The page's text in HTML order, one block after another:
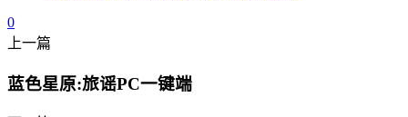
0
上一篇
蓝色星原:旅谣PC一键端